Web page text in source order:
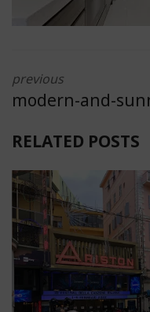
previous
modern-and-
RELATED POSTS